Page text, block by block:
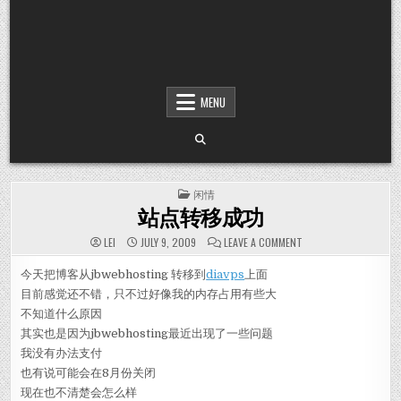
MENU
POSTED IN
闲情
站点转移成功
LEI JULY 9, 2009 LEAVE A COMMENTON 站点转移成功
今天把博客从jbwebhosting 转移到diavps上面
目前感觉还不错，只不过好像我的内存占用有些大
不知道什么原因
其实也是因为jbwebhosting最近出现了一些问题
我没有办法支付
也有说可能会在8月份关闭
现在也不清楚会怎么样